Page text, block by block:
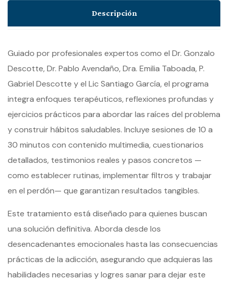
Descripción
Guiado por profesionales expertos como el Dr. Gonzalo
Descotte, Dr. Pablo Avendaño, Dra. Emilia Taboada, P.
Gabriel Descotte y el Lic Santiago García, el programa
integra enfoques terapéuticos, reflexiones profundas y
ejercicios prácticos para abordar las raíces del problema
y construir hábitos saludables. Incluye sesiones de 10 a
30 minutos con contenido multimedia, cuestionarios
detallados, testimonios reales y pasos concretos —
como establecer rutinas, implementar filtros y trabajar
en el perdón— que garantizan resultados tangibles.
Este tratamiento está diseñado para quienes buscan
una solución definitiva. Aborda desde los
desencadenantes emocionales hasta las consecuencias
prácticas de la adicción, asegurando que adquieras las
habilidades necesarias y logres sanar para dejar este